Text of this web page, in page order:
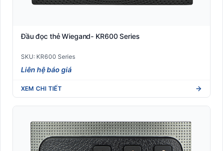
Đầu đọc thẻ Wiegand- KR600 Series
SKU: KR600 Series
Liên hệ báo giá
XEM CHI TIẾT